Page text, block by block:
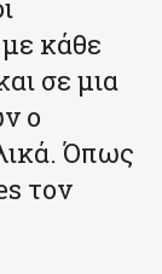
κάθε
σε μια
ο
Όπως
τον